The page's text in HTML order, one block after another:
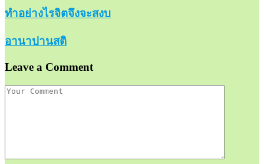
ทำอย่างไรจิตจึงจะสงบ
อานาปานสติ
Leave a Comment